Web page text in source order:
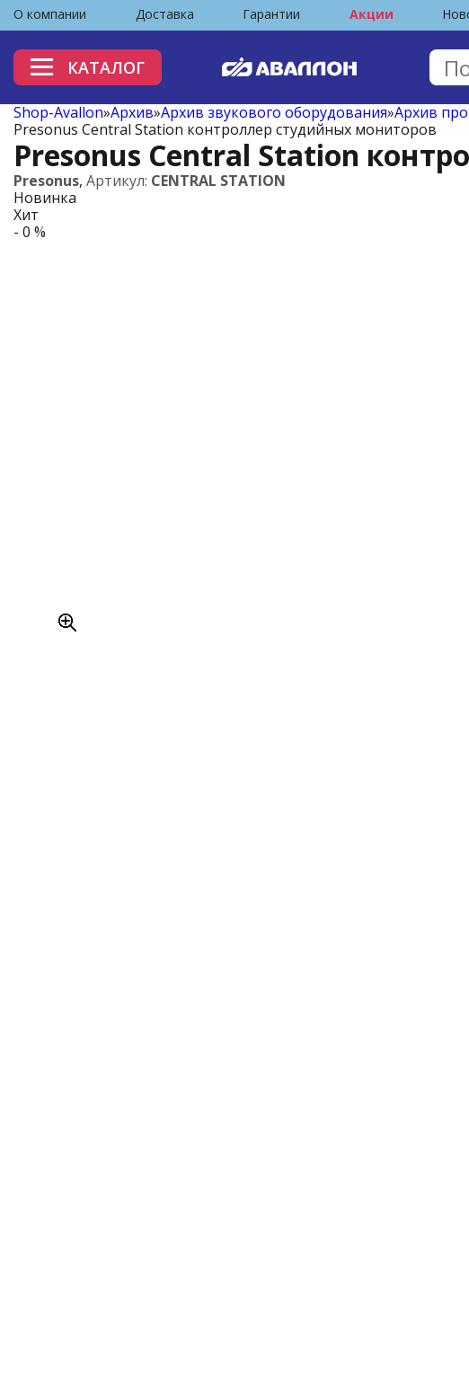
О компании Доставка Гарантии Акции
КАТАЛОГ
Shop-Avallon»Архив»Архив звукового оборудования»Архив
Presonus Central Station контроллер студийных мониторов
Presonus Central Station
Presonus, Артикул: CENTRAL STATION
Новинка
Хит
- 0 %